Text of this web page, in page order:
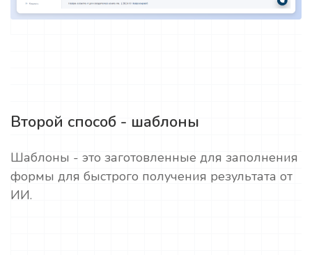
Второй способ - шаблоны
Шаблоны - это заготовленные для заполнения
формы для быстрого получения результата от
ИИ.